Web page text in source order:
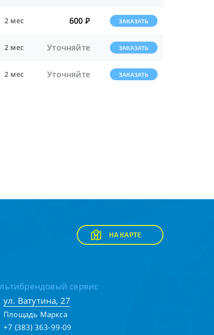
2 мес 600Р ЗАКАЗАТЬ
2 мес Уточняйте ЗАКАЗАТЬ
2 мес Уточняйте ЗАКАЗАТЬ
НА КАРТЕ
сервис
ул. Ватутина, 27
Площадь Маркса
+7 (383) 363-99-09